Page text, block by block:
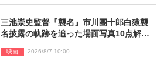
三池崇史監督『襲名』市川團十郎白猿襲
名披露の軌跡を追った場面写真10点解
映画 2026/8/7 10:00